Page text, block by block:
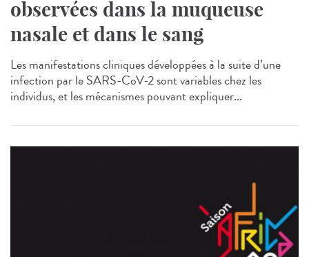
observées dans la muqueuse
nasale et dans le sang
Les manifestations cliniques développées à la suite d’une
infection par le SARS-CoV-2 sont variables chez les
individus, et les mécanismes pouvant expliquer...